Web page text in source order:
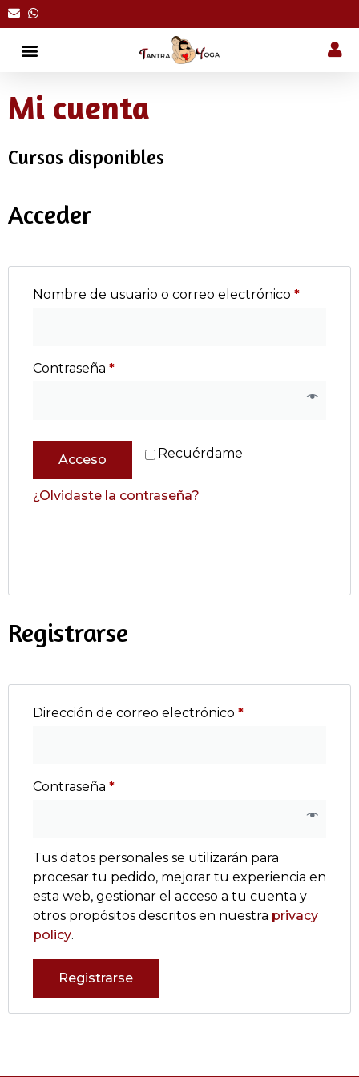
Mi cuenta
Cursos disponibles
Acceder
Nombre de usuario o correo electrónico *
Contraseña *
Recuérdame
Acceso
¿Olvidaste la contraseña?
Registrarse
Dirección de correo electrónico *
Contraseña *
Tus datos personales se utilizarán para
procesar tu pedido, mejorar tu experiencia en
esta web, gestionar el acceso a tu cuenta y
otros propósitos descritos en nuestra privacy
policy.
Registrarse